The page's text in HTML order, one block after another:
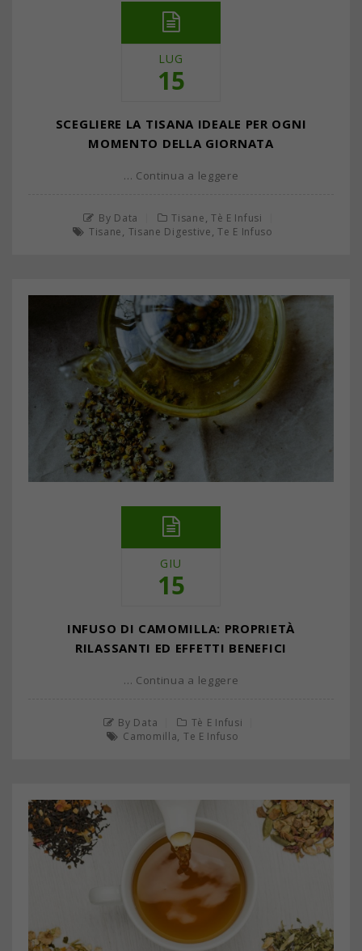
LUG
15
SCEGLIERE LA TISANA IDEALE PER OGNI
MOMENTO DELLA GIORNATA
… Continua a leggere
By Data Tisane, Tè E Infusi
Tisane, Tisane Digestive,Te E Infuso
GIU
15
INFUSO DI CAMOMILLA: PROPRIETÀ
RILASSANTI ED EFFETTI BENEFICI
… Continua a leggere
By Data
Tè E Infusi
Camomilla, Te E Infuso